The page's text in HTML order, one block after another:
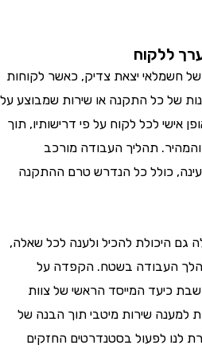
יצאת צדיק, כאשר לקוחות
כל התקנה או שירות שמבוצע על
לכל לקוח על פי דרישותיו, תוך
תהליך העבודה מורכב
כולל כל הנדרש טרם ההתקנה
להכיל ולענה לכל שאלה,
העבודה בשטח. הקפדה על
המייסד הראשי של צוות
שירות מיטבי תוך הבנה של
בסטנדרטים החזקים